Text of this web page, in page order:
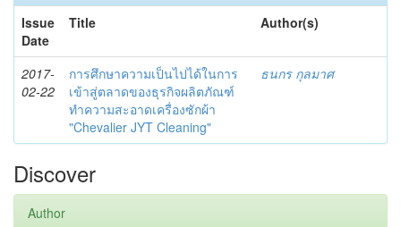
Issue
Date
Title Author(s)
2017-
02-22
การศึกษาความเป็นไปได้ในการ
เข้าสู่ตลาดของธุรกิจผลิตภัณฑ์
ทำความสะอาดเครื่องซักผ้า
"Chevalier JYT Cleaning"
ธนกร กุลมาศ
Discover
Author